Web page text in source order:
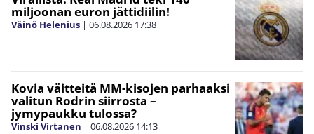
miljoonan euron jättidiilin!
Väinö Helenius | 06.08.2026 17:38
Kovia väitteitä MM-kisojen parhaaksi
valitun Rodrin siirrosta –
jymypaukku tulossa?
Vinski Virtanen | 06.08.2026 14:13